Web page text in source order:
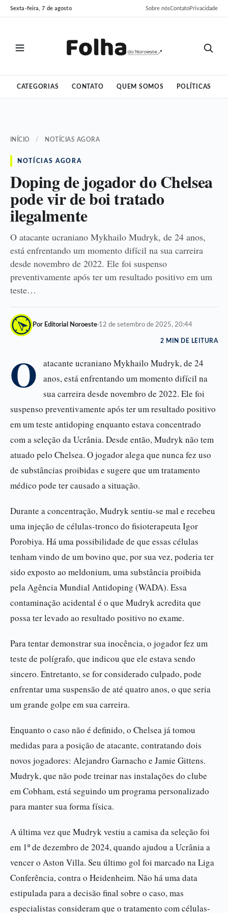
Pular
para
Pular
para
Sexta-feira, 7 de agosto Sobre nósContatoPrivacidade
CATEGORIAS CONTATO QUEM SOMOS POLÍTICAS
INÍCIO / NOTÍCIAS AGORA
NOTÍCIAS AGORA
Doping de jogador do Chelsea
pode vir de boi tratado
ilegalmente
O atacante ucraniano Mykhailo Mudryk, de 24 anos,
está enfrentando um momento difícil na sua carreira
desde novembro de 2022. Ele foi suspenso
preventivamente após ter um resultado positivo em um
teste…
Por Editorial Noroeste·12 de setembro de 2025, 20:44
2 MIN DE LEITURA
O
atacante ucraniano Mykhailo Mudryk, de 24
anos, está enfrentando um momento difícil na
sua carreira desde novembro de 2022. Ele foi
suspenso preventivamente após ter um resultado positivo
em um teste antidoping enquanto estava concentrado
com a seleção da Ucrânia. Desde então, Mudryk não tem
atuado pelo Chelsea. O jogador alega que nunca fez uso
de substâncias proibidas e sugere que um tratamento
médico pode ter causado a situação.
Durante a concentração, Mudryk sentiu-se mal e recebeu
uma injeção de células-tronco do fisioterapeuta Igor
Porobiya. Há uma possibilidade de que essas células
tenham vindo de um bovino que, por sua vez, poderia ter
sido exposto ao meldonium, uma substância proibida
pela Agência Mundial Antidoping (WADA). Essa
contaminação acidental é o que Mudryk acredita que
possa ter levado ao resultado positivo no exame.
Para tentar demonstrar sua inocência, o jogador fez um
teste de polígrafo, que indicou que ele estava sendo
sincero. Entretanto, se for considerado culpado, pode
enfrentar uma suspensão de até quatro anos, o que seria
um grande golpe em sua carreira.
Enquanto o caso não é definido, o Chelsea já tomou
medidas para a posição de atacante, contratando dois
novos jogadores: Alejandro Garnacho e Jamie Gittens.
Mudryk, que não pode treinar nas instalações do clube
em Cobham, está seguindo um programa personalizado
para manter sua forma física.
A última vez que Mudryk vestiu a camisa da seleção foi
em 1º de dezembro de 2024, quando ajudou a Ucrânia a
vencer o Aston Villa. Seu último gol foi marcado na Liga
Conferência, contra o Heidenheim. Não há uma data
estipulada para a decisão final sobre o caso, mas
especialistas consideram que o tratamento com células-